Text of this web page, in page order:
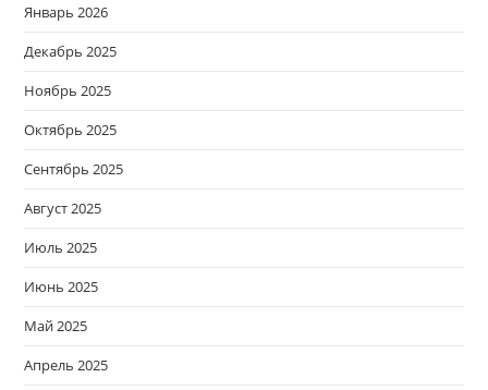
Январь 2026
Декабрь 2025
Ноябрь 2025
Октябрь 2025
Сентябрь 2025
Август 2025
Июль 2025
Июнь 2025
Май 2025
Апрель 2025